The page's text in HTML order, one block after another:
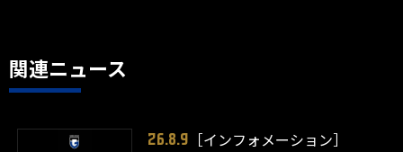
関連ニュース
26.8.9
［インフォメーション］